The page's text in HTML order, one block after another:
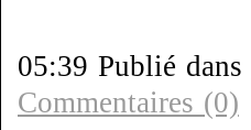
05:39 Publié dans
Commentaires (0)